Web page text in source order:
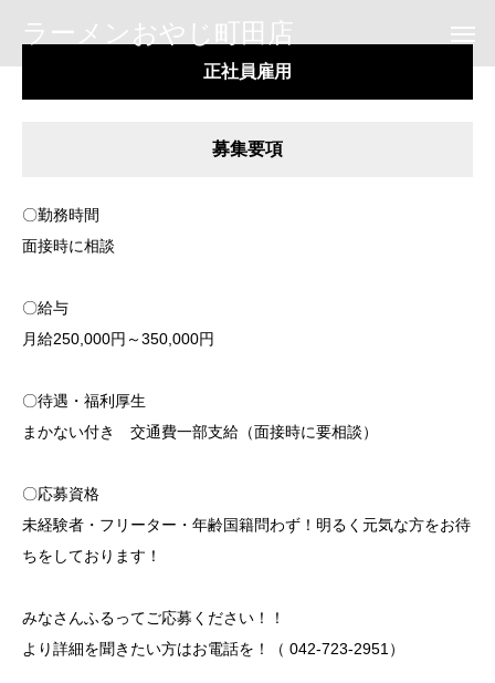
ラーメンおやじ町田店
正社員雇用
募集要項
〇勤務時間
面接時に相談
〇給与
月給250,000円～350,000円
〇待遇・福利厚生
まかない付き 交通費一部支給（面接時に要相談）
〇応募資格
未経験者・フリーター・年齢国籍問わず！明るく元気な方をお待
ちをしております！
みなさんふるってご応募ください！！
より詳細を聞きたい方はお電話を！（ 042-723-2951）